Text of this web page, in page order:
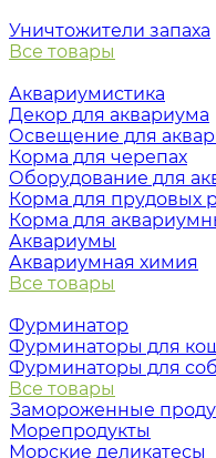
Уничтожители запаха
Все товары
Аквариумистика
Декор для аквариума
Освещение для
Корма для черепах
Оборудование для
Корма для прудовых
Корма для
Аквариумы
Аквариумная химия
Все товары
Фурминатор
Фурминаторы для
Фурминаторы для
Все товары
Замороженные
Морепродукты
Морские деликатесы